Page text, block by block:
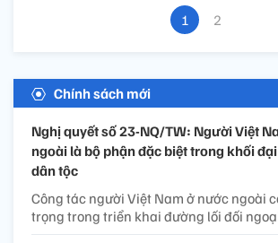
1 2
Chính sách mới
Nghị quyết số 23-NQ/TW: Người Việt
ngoài là bộ phận đặc biệt trong khối
dân tộc
Công tác người Việt Nam ở nước ngoài
trọng trong triển khai đường lối đối